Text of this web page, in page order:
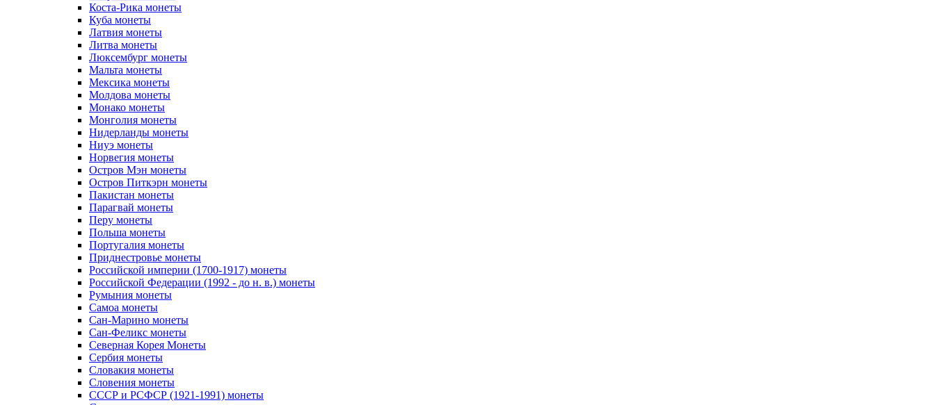
Коста-Рика монеты
Куба монеты
Латвия монеты
Литва монеты
Люксембург монеты
Мальта монеты
Мексика монеты
Молдова монеты
Монако монеты
Монголия монеты
Нидерланды монеты
Ниуэ монеты
Норвегия монеты
Остров Мэн монеты
Остров Питкэрн монеты
Пакистан монеты
Парагвай монеты
Перу монеты
Польша монеты
Португалия монеты
Приднестровье монеты
Российской империи (1700-1917) монеты
Российской Федерации (1992 - до н. в.) монеты
Румыния монеты
Самоа монеты
Сан-Марино монеты
Сан-Феликс монеты
Северная Корея Монеты
Сербия монеты
Словакия монеты
Словения монеты
СССР и РСФСР (1921-1991) монеты